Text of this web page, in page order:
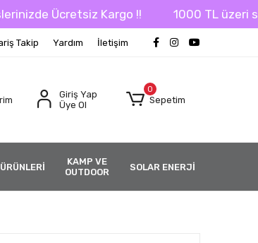
Ücretsiz Kargo !! 1000 TL üzeri
Takip Yardım İletişim
Giriş Yap
Üye Ol
0
Sepetim
KAMP VE
OUTDOOR
SOLAR ENERJİ